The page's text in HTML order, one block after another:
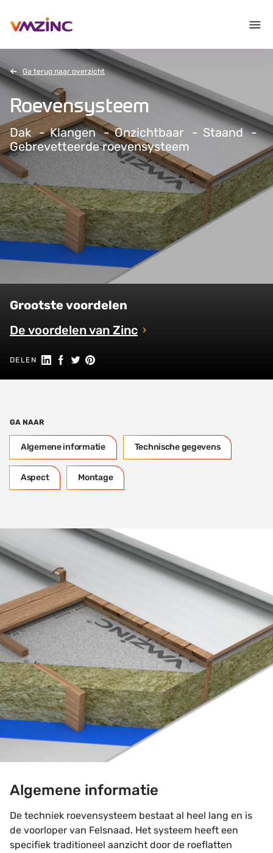
Ga terug naar overzicht
Roevensysteem
Dak Klangen Onzichtbaar
Staand
Gebrevetteerde roevensysteem
Grootste voordelen
De voordelen van Zinc
DELEN Share on Linkedin
Share on Facebook
Share on Twitter
Share on Pinterest
GA NAAR
Algemene informatie Technische gegevens
Aspect Montage
Algemene informatie
De techniek roevensysteem bestaat al heel lang en is
de voorloper van Felsnaad. Het systeem heeft een
specifiek traditioneel aanzicht door de roeflatten